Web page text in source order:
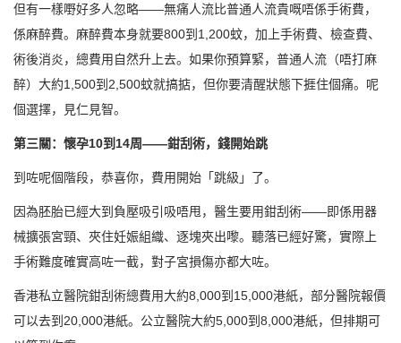
但有一樣嘢好多人忽略——無痛人流比普通人流貴嘅唔係手術費，
係麻醉費。麻醉費本身就要800到1,200蚊，加上手術費、檢查費、
術後消炎，總費用自然升上去。如果你預算緊，普通人流（唔打麻
醉）大約1,500到2,500蚊就搞掂，但你要清醒狀態下捱住個痛。呢
個選擇，見仁見智。
第三關：懷孕10到14周——鉗刮術，錢開始跳
到咗呢個階段，恭喜你，費用開始「跳級」了。
因為胚胎已經大到負壓吸引吸唔甩，醫生要用鉗刮術——即係用器
械擴張宮頸、夾住妊娠組織、逐塊夾出嚟。聽落已經好驚，實際上
手術難度確實高咗一截，對子宮損傷亦都大咗。
香港私立醫院鉗刮術總費用大約8,000到15,000港紙，部分醫院報價
可以去到20,000港紙。公立醫院大約5,000到8,000港紙，但排期可